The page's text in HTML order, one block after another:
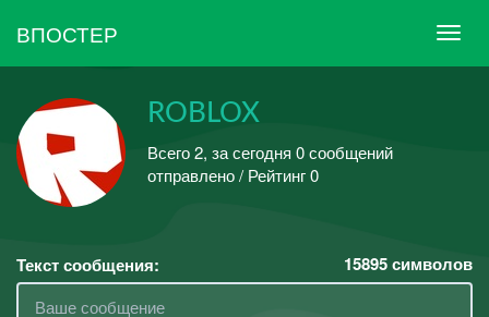
ВПОСТЕР
ROBLOX
Всего 2, за сегодня 0 сообщений
отправлено / Рейтинг 0
Текст сообщения: 15895символов